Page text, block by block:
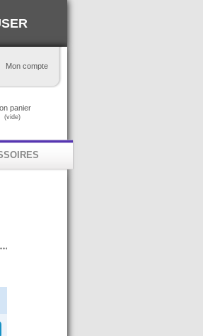
Mon compte
panier
(vide)